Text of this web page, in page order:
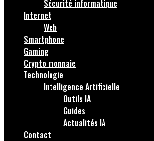
Sécurité informatique
Internet
Web
Smartphone
Gaming
Crypto monnaie
Technologie
Intelligence Artificielle
Outils IA
Guides
Actualités IA
Contact